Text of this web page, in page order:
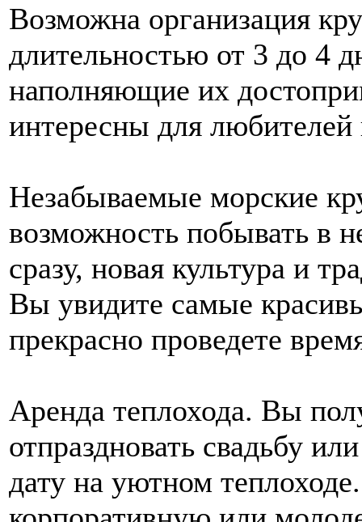
Возможна организация
длительностью от 3 до 4
наполняющие их
интересны для любителей
Незабываемые морские
возможность побывать в
сразу, новая культура и
Вы увидите самые
прекрасно проведете
Аренда теплохода. Вы
отпраздновать свадьбу
дату на уютном